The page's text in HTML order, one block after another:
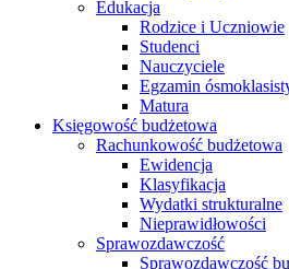
Edukacja
Rodzice i Uczniowie
Studenci
Nauczyciele
Egzamin
Matura
Księgowość budżetowa
Rachunkowość budżetowa
Ewidencja
Klasyfikacja
Wydatki strukturalne
Nieprawidłowości
Sprawozdawczość
Sprawozdawczość